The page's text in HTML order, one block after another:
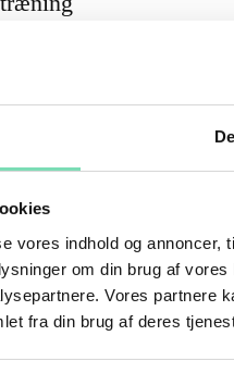
vores indhold og
om din brug af
Vores partnere
fra din brug af deres
hvordan kroppen
oplevelse, ikke bare
gøre det lettere at
træner flere gange om
cardio,